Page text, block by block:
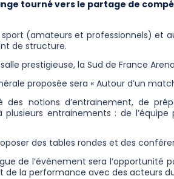
tourné vers le partage de
(amateurs et professionnels) et
de structure.
prestigieuse, la Sud de France
proposée sera « Autour d’un
des notions d’entrainement, de
entrainements : de
des tables rondes et des
de l’événement sera
la performance avec des acteurs